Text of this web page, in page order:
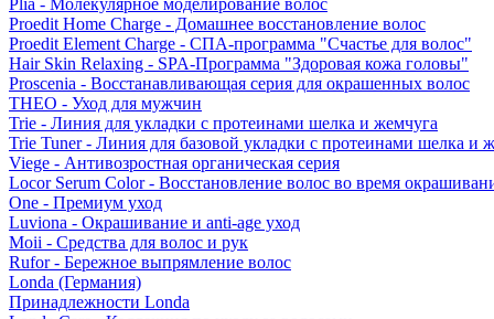
Plia - Молекулярное моделирование волос
Proedit Home Charge - Домашнее восстановление волос
Proedit Element Charge - СПА-программа "Счастье для волос"
Hair Skin Relaxing - SPA-Программа "Здоровая кожа головы"
Proscenia - Восстанавливающая серия для окрашенных волос
THEO - Уход для мужчин
Trie - Линия для укладки с протеинами шелка и жемчуга
Trie Tuner - Линия для базовой укладки с протеинами шелка и
Viege - Антивозростная органическая серия
Locor Serum Color - Восстановление волос во время
One - Премиум уход
Luviona - Окрашивание и anti-age уход
Moii - Средства для волос и рук
Rufor - Бережное выпрямление волос
Londa (Германия)
Принадлежности Londa